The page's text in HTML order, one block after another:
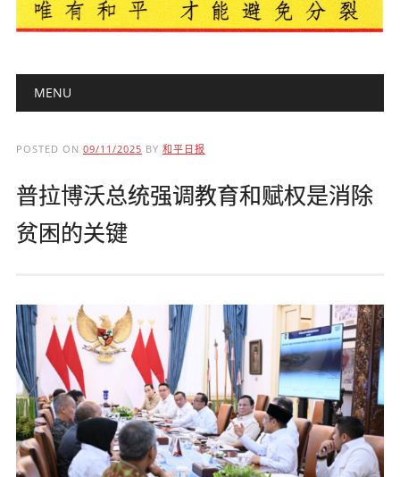
Main menu
MENU
POSTED ON 09/11/2025 BY 和平日报
普拉博沃总统强调教育和赋权是消除
贫困的关键